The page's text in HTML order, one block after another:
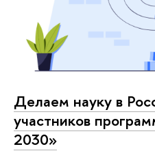
Делаем науку в
участников
2030»